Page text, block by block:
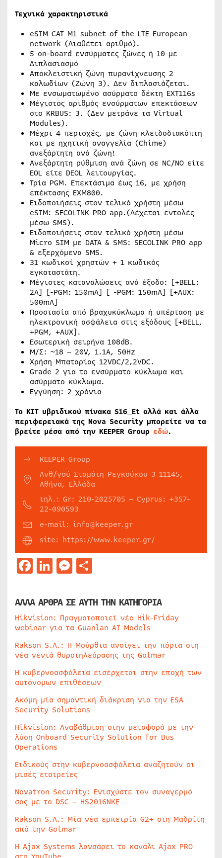
Τεχνικά χαρακτηριστικά
eSIM CAT M1 subnet of the LTE European
network (Διαθέτει αριθμό).
5 on-board ενσύρματες ζώνες ή 10 με
Διπλασιασμό
Αποκλειστική ζώνη πυρανίχνευσης 2
καλωδίων (Ζώνη 3). Δεν διπλασιάζεται.
Με ενσωματωμένο ασύρματο δέκτη EXT116s
Μέγιστος αριθμός ενσύρματων επεκτάσεων
στο KRBUS: 3. (Δεν μετράνε τα Virtual
Modules).
Μέχρι 4 περιοχές, με ζώνη κλειδοδιακόπτη
και με ηχητική αναγγελία (Chime)
ανεξάρτητη ανά ζώνη!
Ανεξάρτητη ρύθμιση ανά ζώνη σε NC/NO είτε
EOL είτε DEOL λειτουργίας.
Τρία PGM. Επεκτάσιμα έως 16, με χρήση
επέκτασης EXM800.
Ειδοποιήσεις στον τελικό χρήστη μέσω
eSIM: SECOLINK PRO app.(Δέχεται εντολές
μέσω SMS).
Ειδοποιήσεις στον τελικό χρήστη μέσω
Micro SIM με DATA & SMS: SECOLINK PRO app
& εξερχόμενα SMS.
31 κωδικοί χρηστών + 1 κωδικός
εγκαταστάτη.
Μέγιστες καταναλώσεις ανά έξοδο: [+BELL:
2A] [-PGM: 150mA] [ -PGM: 150mA] [+AUX:
500mA]
Προστασία από βραχυκύκλωμα ή υπέρταση με
ηλεκτρονική ασφάλεια στις εξόδους [+BELL,
+PGM, +AUX].
Εσωτερική σειρήνα 108dB.
Μ/Σ: ~18 – 20V, 1.1A, 50Hz
Χρήση Μπαταρίας 12VDC/2,2VDC.
Grade 2 για το ενσύρματο κύκλωμα και
ασύρματο κύκλωμα.
Εγγύηση: 2 χρόνια
Το KIT υβριδικού πίνακα S16_Et αλλά και άλλα
περιφερειακά της Nova Security μπορείτε να τα
βρείτε μέσα από την KEEPER Group εδώ.
KEEPER Group
Ανθ/γού Σταμάτη Ρεγκούκου 3 11145,
Αθήνα, Ελλάδα
τηλ.: Gr: 210-2025705 – Cyprus: +357-
22-090593
e-mail: info@keeper.gr
site: https://www.keeper.gr/
Facebook
LinkedIn
Messenger
ΑΛΛΑ ΑΡΘΡΑ ΣΕ ΑΥΤΗ ΤΗΝ ΚΑΤΗΓΟΡΙΑ
Hikvision: Πραγματοποιεί νέο Hik-Friday
webinar για τα Guanlan AI Models
Rakson S.A.: Η Μούρθια ανοίγει την πόρτα στη
νέα γενιά θυροτηλεόρασης της Golmar
Η κυβερνοασφάλεια εισέρχεται στην εποχή των
αυτόνομων επιθέσεων
Ακόμη μία σημαντική διάκριση για την ESA
Security Solutions
Hikvision: Αναβάθμιση στην μεταφορά με την
λύση Onboard Security Solution for Bus
Operations
Ειδικούς στην κυβερνοασφάλεια αναζητούν οι
μισές εταιρείες
Novatron Security: Ενισχύστε τον συναγερμό
σας με το DSC – HS2016NKE
Rakson S.A.: Μία νέα εμπειρία G2+ στη Μαδρίτη
από την Golmar
Η Ajax Systems λανσάρει το κανάλι Ajax PRO